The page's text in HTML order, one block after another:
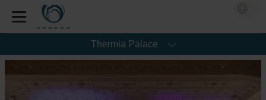
Thermia Palace